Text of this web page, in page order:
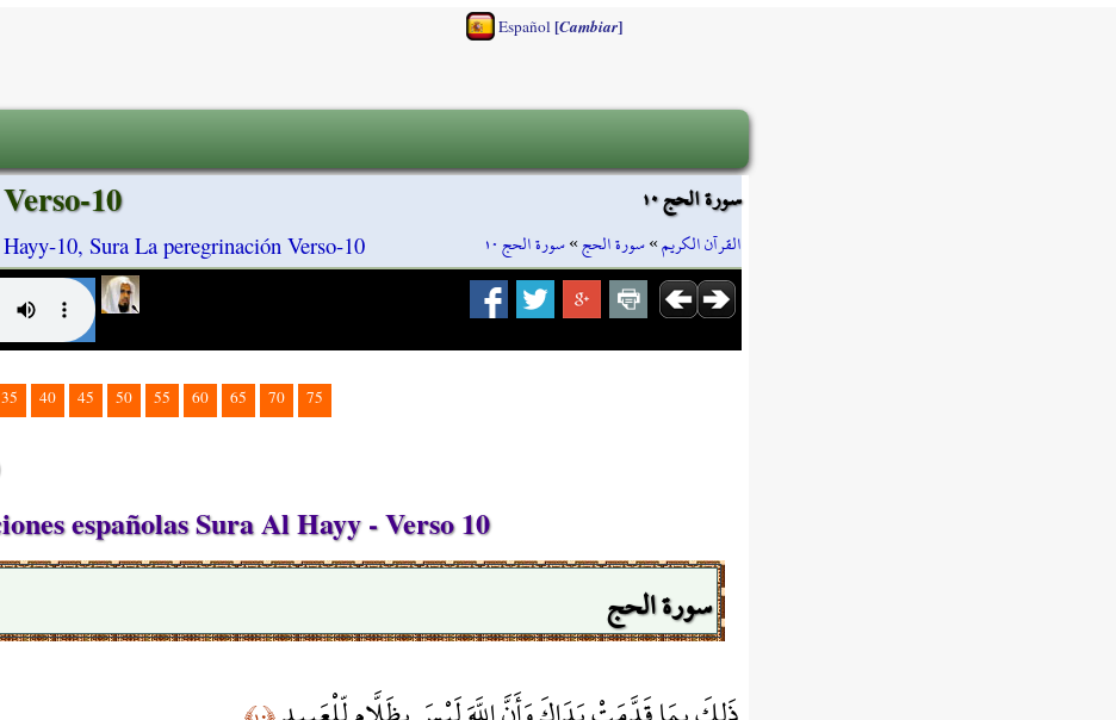
Español [Cambiar]
سورة الحج ١٠
القرآن الكريم»سورة الحج»سورة الحج ١٠
10
10, Sura La peregrinación Verso-10
35 40 45 50 55 60 65 70 75
españolas Sura Al Hayy - Verso 10
سورة الحج